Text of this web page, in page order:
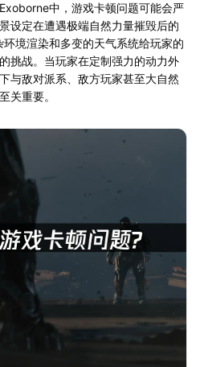
中，游戏卡顿问题可能会严
设定在遭遇极端自然力量摧毁后的
境渲染和多变的天气系统给玩家的
挑战。当玩家在定制强力的动力外
与敌对派系、敌方玩家甚至大自然
关重要。